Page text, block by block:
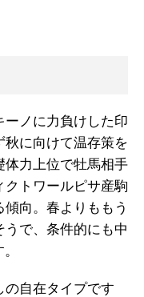
ーノに力負けした印
に向けて温存策を
体力上位で牡馬相手
クトワールピサ産駒
向。春よりももう
で、条件的にも中
の自在タイプです